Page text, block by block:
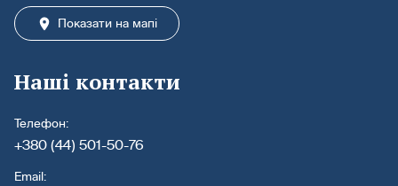
Показати на мапі
Наші контакти
Телефон:
+380 (44) 501-50-76
Email: